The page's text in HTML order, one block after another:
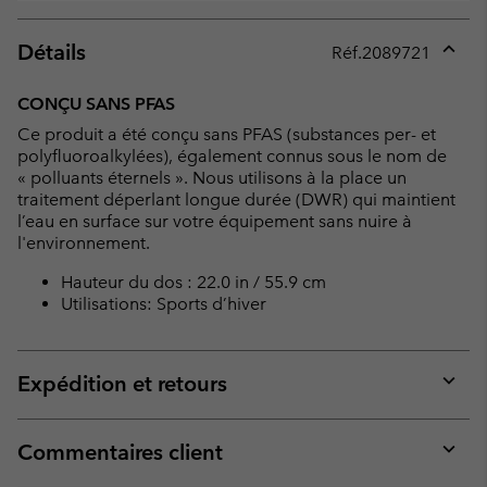
Détails Réf.2089721
CONÇU SANS PFAS
Ce produit a été conçu sans PFAS (substances per- et
polyfluoroalkylées), également connus sous le nom de
« polluants éternels ». Nous utilisons à la place un
traitement déperlant longue durée (DWR) qui maintient
l’eau en surface sur votre équipement sans nuire à
l'environnement.
Hauteur du dos : 22.0 in / 55.9 cm
Utilisations: Sports d’hiver
Expédition et retours
or
Commentaires client